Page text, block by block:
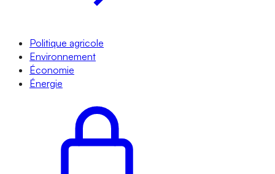
Politique agricole
Environnement
Économie
Énergie